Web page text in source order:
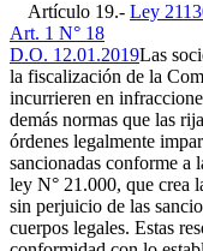
Artículo 19.- Ley
Art. 1 N° 18
D.O. 12.01.2019Las
la fiscalización de la
incurrieren en
demás normas que las
órdenes legalmente
sancionadas conforme a
ley N° 21.000, que crea
sin perjuicio de las
cuerpos legales. Estas